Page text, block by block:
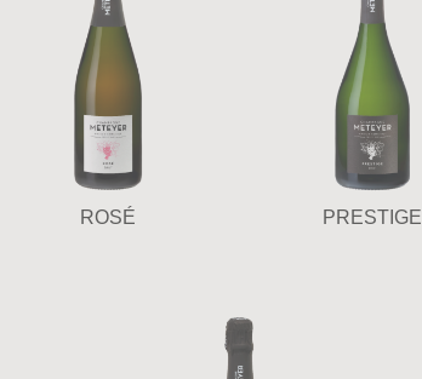
ROSÉ PRESTIGE